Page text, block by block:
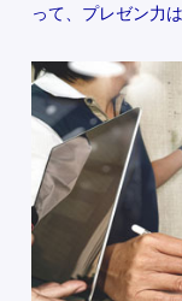
って、プレゼン力